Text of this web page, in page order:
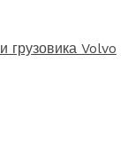
грузовика Volvo